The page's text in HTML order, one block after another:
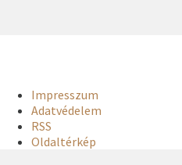
Impresszum
Adatvédelem
RSS
Oldaltérkép